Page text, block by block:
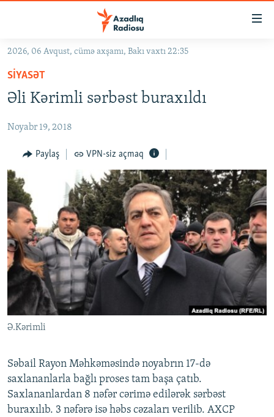
Əsas
qayıt
Əsas
qayıt
GÜNDƏM
#İZAHLA
#ƏSLINDƏ
FƏRQƏ BAX
QANUNI DOĞRU
ARAŞDIRMA
MULTIMEDIA
VIDEO
FOTOQALEREYA
İNFOQRAFIKA
KARIKATURA
RADIO ARXIV
OXU ZALI
AZƏRBAYCAN ƏDƏBIYYATI KITABXANASI
İSLAM VƏ DEMOKRATIYA
İZ - MƏDƏNIYYƏT PROQRAMI
HAQQIMIZDA
MISSIYAMIZ
PEŞƏ ETIKASI VƏ JURNALISTIKA STANDARTLARIMIZ
MATERIALLARIMIZDAN ISTIFADƏ
BIZIMLƏ ƏLAQƏ
XƏBƏR BÜLLETENLƏRIMIZ
BIZI IZLƏ
2026, 06 Avqust, cümə axşamı, Bakı vaxtı 22:35
SIYASƏT
Əli Kərimli sərbəst buraxıldı
Noyabr 19, 2018
Paylaş VPN-siz açmaq
Ə.Kərimli
Səbail Rayon Məhkəməsində noyabrın 17-də
saxlananlarla bağlı proses tam başa çatıb.
Saxlananlardan 8 nəfər cərimə edilərək sərbəst
buraxılıb. 3 nəfərə isə həbs cəzaları verilib. AXCP